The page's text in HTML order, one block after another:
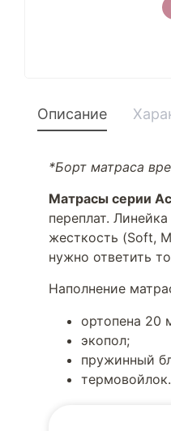
Описание
*Борт матраса
Матрасы серии
переплат.
жесткость (Soft,
нужно ответить
Наполнение
ортопена 20
экопол;
пружинный
термовойлок.